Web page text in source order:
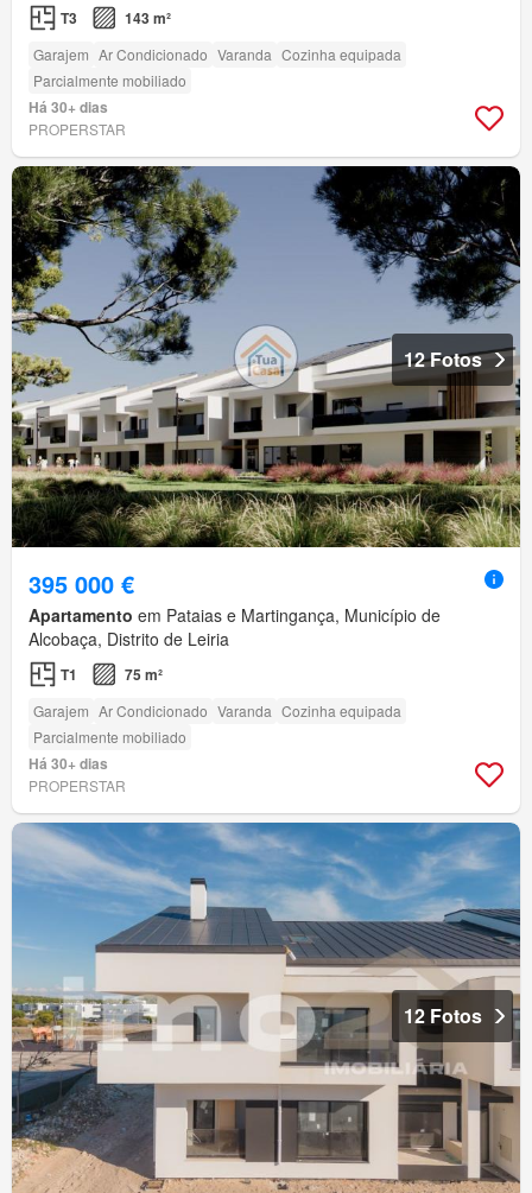
T3 143 m²
Garajem Ar Condicionado Varanda Cozinha equipada
Parcialmente mobiliado
Há 30+ dias
PROPERSTAR
12 Fotos
395 000 €
Apartamento em Pataias e Martingança, Município de
Alcobaça, Distrito de Leiria
T1 75 m²
Garajem Ar Condicionado Varanda Cozinha equipada
Parcialmente mobiliado
Há 30+ dias
PROPERSTAR
12 Fotos